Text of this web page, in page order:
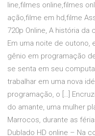
line,filmes online,filmes
ação,filme em hd,filme
720p Online, A história
Em uma noite de outono,
gênio em programação
se senta em seu
trabalhar em uma nova
programação, o […]
do amante, uma mulher
Marrocos, durante as
Dublado HD online – Na